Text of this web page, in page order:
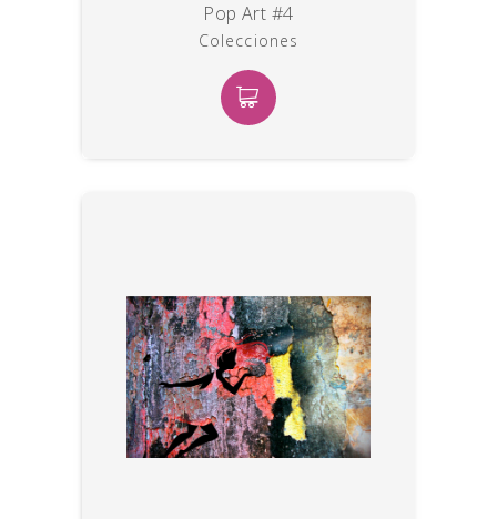
Pop Art #4
Colecciones